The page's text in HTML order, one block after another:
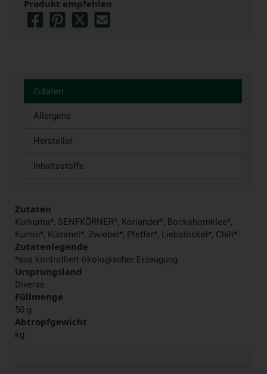
Produkt empfehlen
Zutaten
Allergene
Hersteller
Inhaltsstoffe
Zutaten
Kurkuma*, SENFKÖRNER*, Koriander*, Bockshornklee*,
Kumin*, Kümmel*, Zwiebel*, Pfeffer*, Liebstöckel*, Chili*
Zutatenlegende
*aus kontrolliert ökologischer Erzeugung
Ursprungsland
Diverse
Füllmenge
50 g
Abtropfgewicht
kg